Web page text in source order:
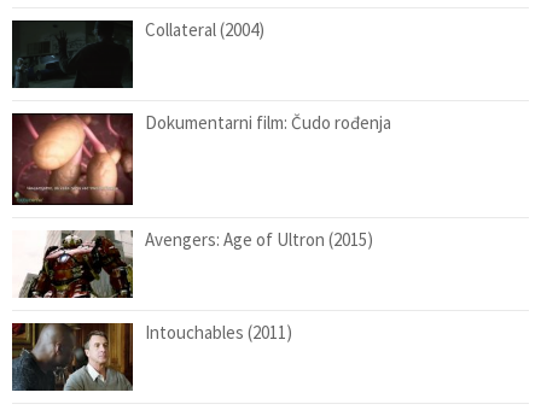
Collateral (2004)
Dokumentarni film: Čudo rođenja
Avengers: Age of Ultron (2015)
Intouchables (2011)